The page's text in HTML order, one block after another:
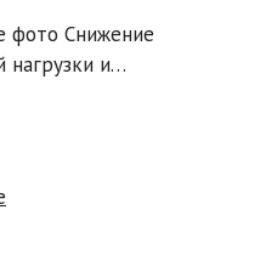
фото Снижение
нагрузки и…